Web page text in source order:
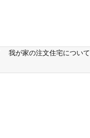
我が家の注文住宅について